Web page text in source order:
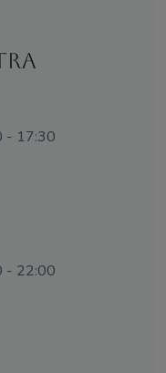
- 17:30
- 22:00